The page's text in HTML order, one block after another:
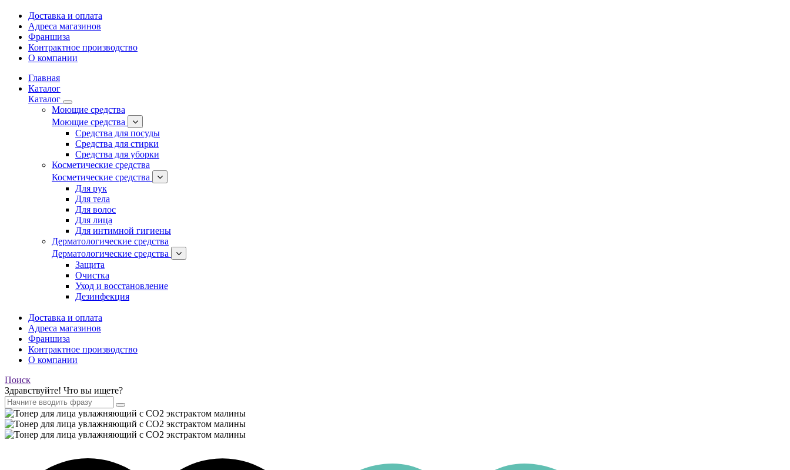
Доставка и оплата
Адреса магазинов
Франшиза
Контрактное производство
О компании
Главная
Каталог
Каталог
Моющие средства
Моющие средства
Средства для посуды
Средства для стирки
Средства для уборки
Косметические средства
Косметические средства
Для рук
Для тела
Для волос
Для лица
Для интимной гигиены
Дерматологические средства
Дерматологические средства
Защита
Очистка
Уход и восстановление
Дезинфекция
Доставка и оплата
Адреса магазинов
Франшиза
Контрактное производство
О компании
Поиск
Здравствуйте! Что вы ищете?